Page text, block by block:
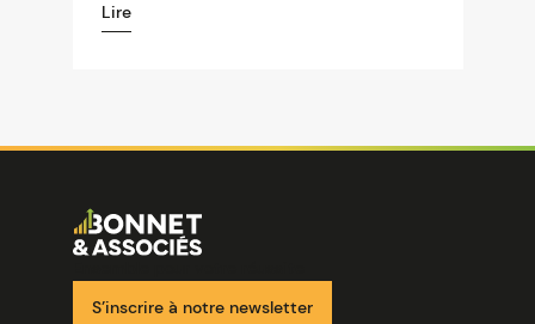
Lire
Image
S’inscrire à notre newsletter